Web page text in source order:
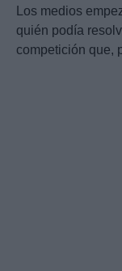
Los medios
quién podía
competición que,